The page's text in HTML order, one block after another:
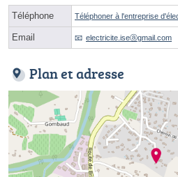
Téléphone Téléphoner à l'entreprise
Email electricite.iseⓐgmail.com
Plan et adresse